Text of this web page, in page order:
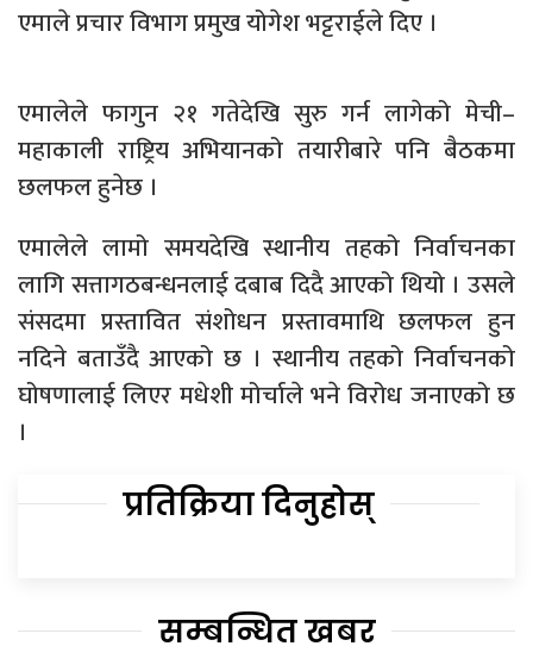
एमाले प्रचार विभाग प्रमुख योगेश भट्टराईले दिए ।
एमालेले फागुन २१ गतेदेखि सुरु गर्न लागेको मेची–
महाकाली राष्ट्रिय अभियानको तयारीबारे पनि बैठकमा
छलफल हुनेछ ।
एमालेले लामो समयदेखि स्थानीय तहको निर्वाचनका
लागि सत्तागठबन्धनलाई दबाब दिदै आएको थियो । उसले
संसदमा प्रस्तावित संशोधन प्रस्तावमाथि छलफल हुन
नदिने बताउँदै आएको छ । स्थानीय तहको निर्वाचनको
घोषणालाई लिएर मधेशी मोर्चाले भने विरोध जनाएको छ
।
प्रतिक्रिया दिनुहोस्
सम्बन्धित खबर